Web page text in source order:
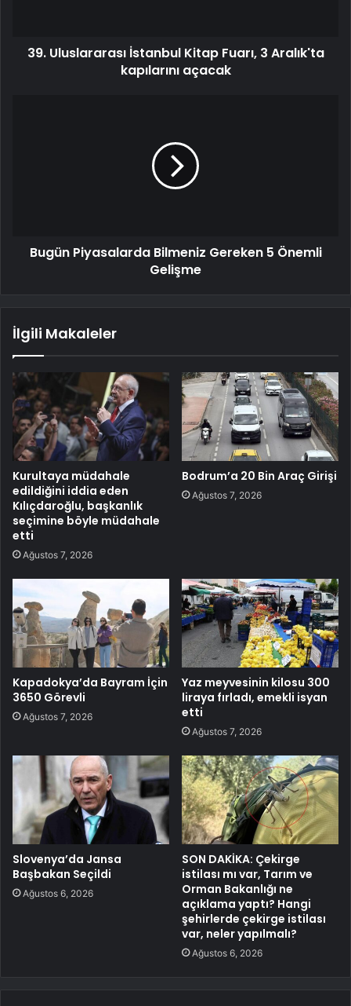
39. Uluslararası İstanbul Kitap Fuarı, 3 Aralık'ta
kapılarını açacak
Bugün Piyasalarda Bilmeniz Gereken 5 Önemli
Gelişme
İlgili Makaleler
Kurultaya müdahale
edildiğini iddia eden
Kılıçdaroğlu, başkanlık
seçimine böyle müdahale
etti
Ağustos 7, 2026
Bodrum’a 20 Bin Araç Girişi
Ağustos 7, 2026
Kapadokya’da Bayram İçin
3650 Görevli
Ağustos 7, 2026
Yaz meyvesinin kilosu 300
liraya fırladı, emekli isyan
etti
Ağustos 7, 2026
Slovenya’da Jansa
Başbakan Seçildi
Ağustos 6, 2026
SON DAKİKA: Çekirge
istilası mı var, Tarım ve
Orman Bakanlığı ne
açıklama yaptı? Hangi
şehirlerde çekirge istilası
var, neler yapılmalı?
Ağustos 6, 2026